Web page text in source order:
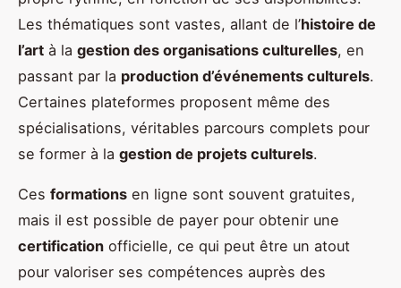
Les thématiques sont vastes, allant de l’histoire de
l’art à la gestion des organisations culturelles, en
passant par la production d’événements culturels.
Certaines plateformes proposent même des
spécialisations, véritables parcours complets pour
se former à la gestion de projets culturels.
Ces formations en ligne sont souvent gratuites,
mais il est possible de payer pour obtenir une
certification officielle, ce qui peut être un atout
pour valoriser ses compétences auprès des